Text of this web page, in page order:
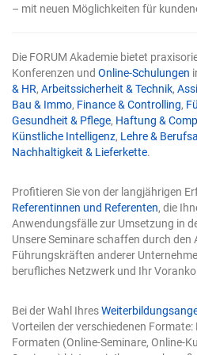
deshalb steigt der Einsatz.
verschwindet diese natürliche
werden damit nicht optional,
Voraussetzung für verlässliche
Eingaben Die Qualität eines KI-
sich schon bei der Eingabe. Eine
vage Antwort. Das ist keine
sondern eine Eigenschaft: Das
rät es. Vier Bausteine einer
Copilot in Excel Eine wirksame
Regel vier Elemente: Ein klares
herauskommen? Nicht
Regionen mit dem stärksten
Kontext: Worum geht es, und für
Erwartung: Format, Umfang,
sortierte Tabelle" oder „als kurzer
Kernpunkten". Eine benannte
– mit neuen Möglichkeiten für
Die FORUM Akademie bietet
Konferenzen und Online-Schulungen
& HR, Arbeitssicherheit & Technik,
Bau & Immo, Finance & Controlling,
Gesundheit & Pflege, Haftung &
Künstliche Intelligenz, Lehre &
Nachhaltigkeit & Lieferkette.
Profitieren Sie von der langjährigen
Referentinnen und Referenten, die
Anwendungsfälle zur Umsetzung in
Unsere Seminare schaffen durch
Führungskräften anderer
berufliches Netzwerk und Ihr
Bei der Wahl Ihres
Vorteilen der verschiedenen Formate:
Formaten (Online-Seminare, Online-